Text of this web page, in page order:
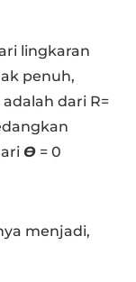
lingkaran
penuh,
dari R=
Ɵ = 0
menjadi,